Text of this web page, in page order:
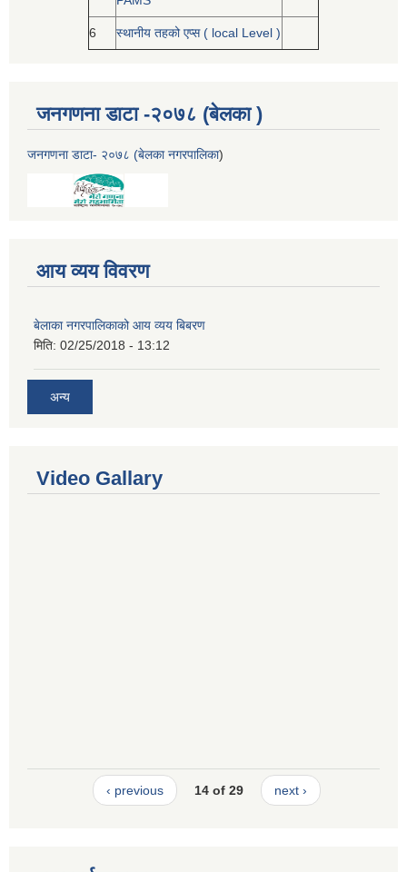
6 स्थानीय तहको एप्स ( local Level )
जनगणना डाटा -२०७८ (बेलका )
जनगणना डाटा- २०७८ (बेलका नगरपालिका)
आय व्यय विवरण
बेलाका नगरपालिकाको आय व्यय बिबरण
मिति: 02/25/2018 - 13:12
अन्य
Video Gallary
‹ previous 14 of 29 next ›